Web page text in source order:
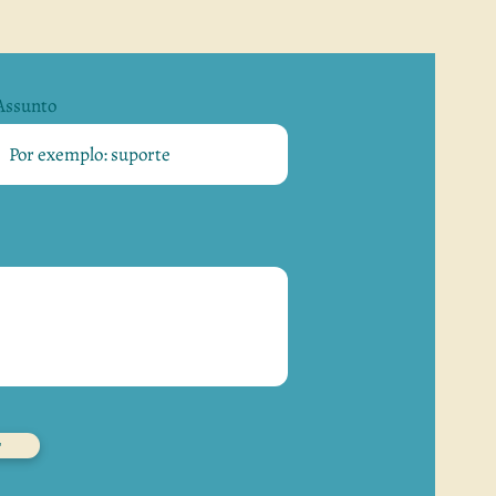
carga horária de 30 horas
o conhecimento a partir
que são práticas de DMT